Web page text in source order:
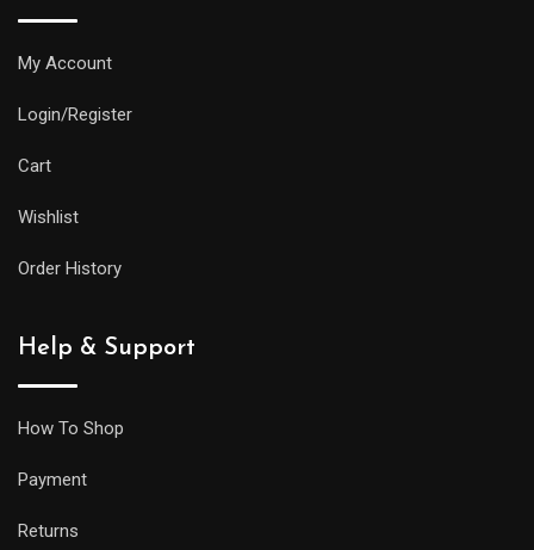
My Account
Login/Register
Cart
Wishlist
Order History
Help & Support
How To Shop
Payment
Returns